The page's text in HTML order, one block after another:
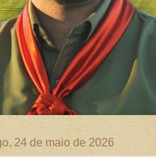
24 de maio de 2026